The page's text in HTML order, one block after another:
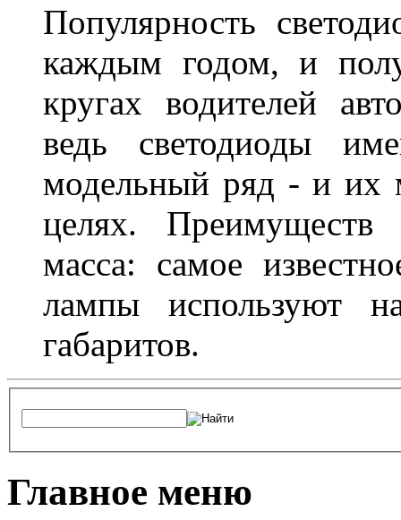
Популярность
каждым годом, и
кругах водителей
ведь светодиоды
модельный ряд - и их
целях.
масса: самое
лампы используют
габаритов.
Главное меню